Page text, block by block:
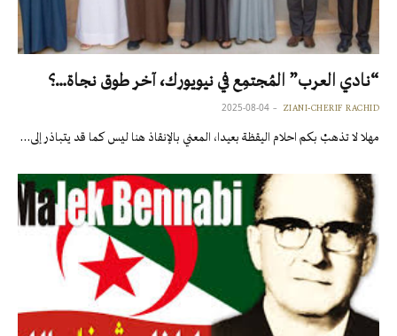
“نادي العرب” المُجتمِع في نيويورك، آخر طوق نجاة…؟
ZIANI-CHERIF RACHID
2025-08-04
مهلا لا تذهبْ بكم احلام اليقظة بعيدا، المعني بالإنقاذ هنا ليس كما قد يتباذر إلى…